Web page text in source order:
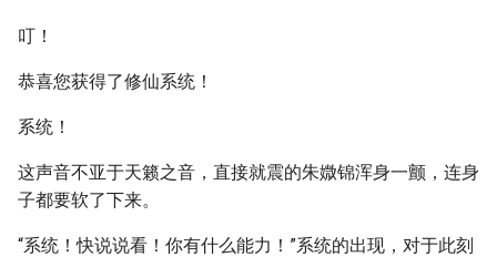
叮！
恭喜您获得了修仙系统！
系统！
这声音不亚于天籁之音，直接就震的朱媺锦浑身一颤，连身
子都要软了下来。
“系统！快说说看！你有什么能力！”系统的出现，对于此刻